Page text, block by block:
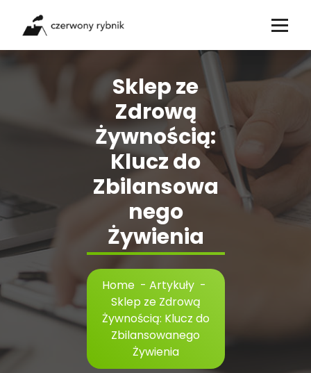
content
Sklep ze
Zdrową
Żywnością:
Klucz do
Zbilansowa
nego
Żywienia
Home - Artykuły -
Sklep ze Zdrową
Żywnością: Klucz do
Zbilansowanego
Żywienia